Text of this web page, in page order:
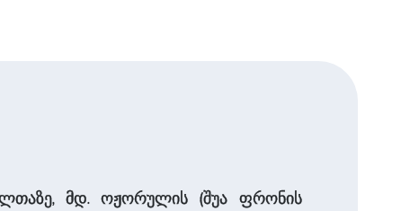
მდ. ოჟორულის (შუა ფრონის